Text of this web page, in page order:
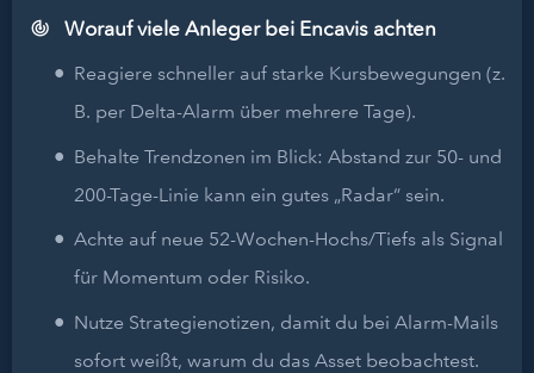
Worauf viele Anleger bei Encavis achten
Reagiere schneller auf starke Kursbewegungen (z.
B. per Delta-Alarm über mehrere Tage).
Behalte Trendzonen im Blick: Abstand zur 50- und
200-Tage-Linie kann ein gutes „Radar“ sein.
Achte auf neue 52-Wochen-Hochs/Tiefs als Signal
für Momentum oder Risiko.
Nutze Strategienotizen, damit du bei Alarm-Mails
sofort weißt, warum du das Asset beobachtest.